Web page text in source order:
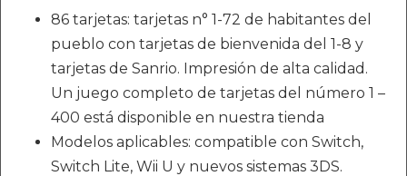
86 tarjetas: tarjetas n° 1-72 de habitantes del
pueblo con tarjetas de bienvenida del 1-8 y
tarjetas de Sanrio. Impresión de alta calidad.
Un juego completo de tarjetas del número 1 –
400 está disponible en nuestra tienda
Modelos aplicables: compatible con Switch,
Switch Lite, Wii U y nuevos sistemas 3DS.